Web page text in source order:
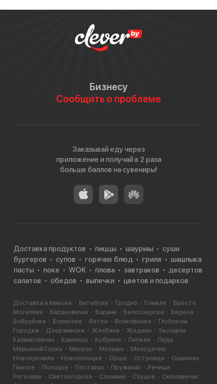
Бизнесу
Сообщить о проблеме
Заказывай еду через
приложение и получай в 2 раза
больше баллов на сувениры!
Доставка продуктов пиццы шаурмы
суши
бургеров
супов горячих блюд гриля
шашлыка
пасты
поке WOK плова завтраков
десертов
салатов
обедов выпечки цветов и подарков
Доставка в Минске Витебске Гродно Гомеле
Бресте
Могилёве
Барановичах Барани Белоозерске
Березе
Бобруйске
Борисове Ветке Волковыске
Глубоком
Городке
Дзержинске Жлобине Жодино
Заславле
Калинковичах
Каменце Кобрине Лепеле
Лиде
Марьиной Горке
Миорах Мозыре
Молодечно
Новолукомле
Новополоцке Орше Островце
Ошмянах
Пинске
Полоцке Поставах Пружанах
Речице
Рогачеве
Светлогорске Слониме Слуцке
Смолевичах